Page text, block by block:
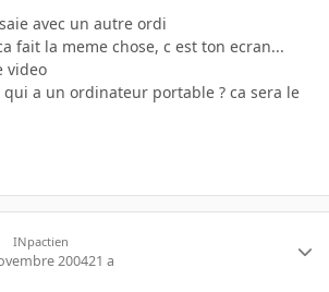
avec un autre ordi
fait la meme chose, c est ton ecran...
video
a un ordinateur portable ? ca sera le
INpactien
200421 a